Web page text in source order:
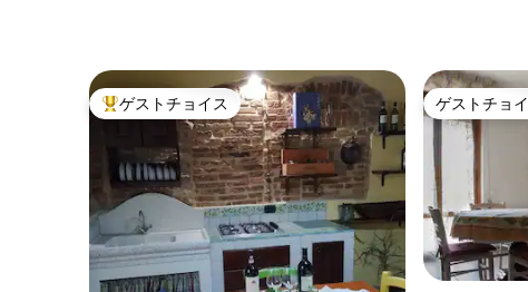
大好評のゲストチョイスです。
ゲストチョイス ゲストチョ
ゲストチョ